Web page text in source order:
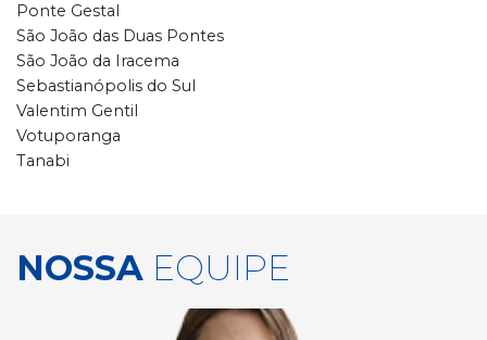
Ponte Gestal
São João das Duas Pontes
São João da Iracema
Sebastianópolis do Sul
Valentim Gentil
Votuporanga
Tanabi
NOSSA EQUIPE